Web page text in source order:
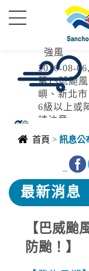
強風
2026-08-
第13號颱
嶼、新北
6級以上或
請注意。
颱風外圍
蘭縣及花
蘭縣為橙
臺北市、
的機率，
為黃色燈號
2026-08-
辦理龍潭
首頁 > 訊息公
最新消息
【巴威颱
防颱！】